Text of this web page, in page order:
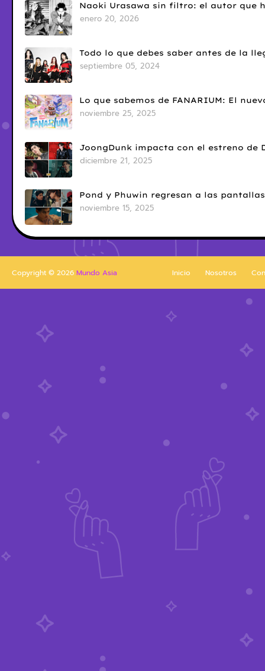
Naoki Urasawa sin filtro: el autor que
enero 20, 2026
Todo lo que debes saber antes de la
septiembre 05, 2024
Lo que sabemos de FANARIUM: El
noviembre 25, 2025
JoongDunk impacta con el estreno de
diciembre 21, 2025
Pond y Phuwin regresan a las
noviembre 15, 2025
Inicio Nosotros
Copyright © 2026 Mundo Asia